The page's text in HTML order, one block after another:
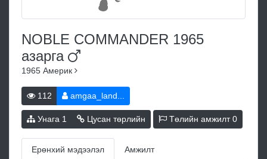
NOBLE COMMANDER 1965
азарга
1965 Америк
112 amgaa_land...
Унага 1 Цусан төрлийн Төлийн амжилт0
Ерөнхий мэдээлэл Амжилт